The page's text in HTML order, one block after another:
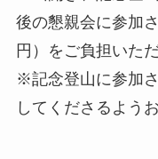
後の懇親会に参加
円）をご負担いた
※記念登山に参加
してくださるよう